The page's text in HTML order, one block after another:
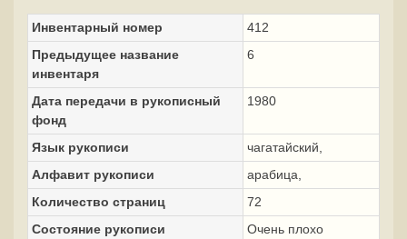
Инвентарный номер
412
Предыдущее название
инвентаря
6
Дата передачи в рукописный
фонд
1980
Язык рукописи
чагатайский,
Алфавит рукописи
арабица,
Количество страниц
72
Состояние рукописи
Очень плохо